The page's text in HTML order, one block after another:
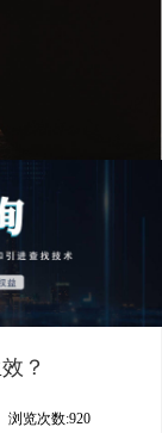
？
浏览次数:920